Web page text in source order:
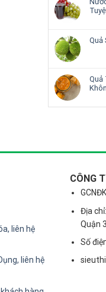
Quả
Quả
liên hệ
liên hệ
CÔNG
Địa
Quận
Số